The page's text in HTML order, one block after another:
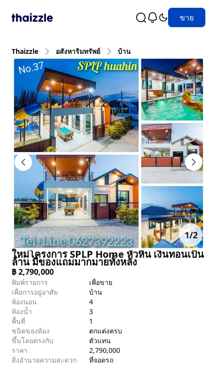
ขาย
Thaizzle อสังหาริมทรัพย์ บ้าน
1/2
ใหม่โครงการ SPLP Home หัวหิน เงินทอนเป็น
ล้าน มีของแถมมากมายทั้งหลัง
฿2,790,000
พิมพ์รายการ
เพื่อขาย
เพื่อการอยู่อาศัย
บ้าน
ห้องนอน
4
ห้องน้ำ
3
พื้นที่
1
ชนิดของห้อง
ตกแต่งครบ
ขึ้นโดยตรงกับ
ตัวแทน
ราคา
2,790,000
สิ่งอำนวยความสะดวก
ที่จอดรถ